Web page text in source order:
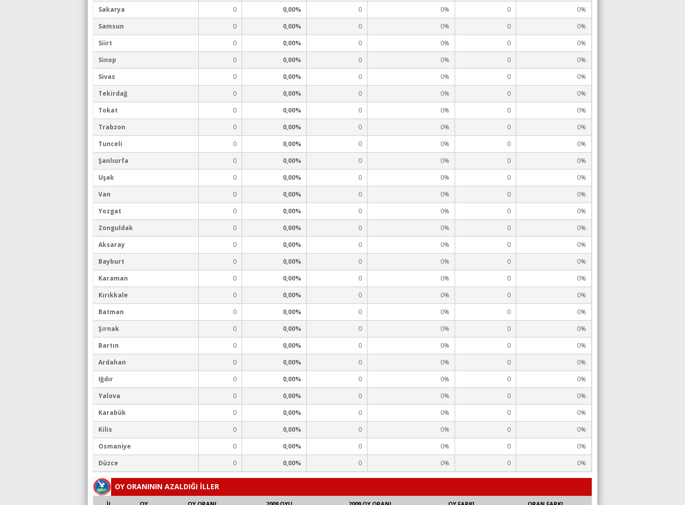
Sakarya
0 0,00% 0 0% 0
0%
Samsun
0 0,00% 0 0% 0
0%
Siirt
0 0,00% 0 0% 0
0%
Sinop
0 0,00% 0 0% 0
0%
Sivas
0 0,00% 0 0% 0
0%
Tekirdağ
0 0,00% 0 0% 0
0%
Tokat
0 0,00% 0 0% 0
0%
Trabzon
0 0,00% 0 0% 0
0%
Tunceli
0 0,00% 0 0% 0
0%
Şanlıurfa
0 0,00% 0 0% 0
0%
Uşak
0 0,00% 0 0% 0
0%
Van
0 0,00% 0 0% 0
0%
Yozgat
0 0,00% 0 0% 0
0%
Zonguldak
0 0,00% 0 0% 0
0%
Aksaray
0 0,00% 0 0% 0
0%
Bayburt
0 0,00% 0 0% 0
0%
Karaman
0 0,00% 0 0% 0
0%
Kırıkkale
0 0,00% 0 0% 0
0%
Batman
0 0,00% 0 0% 0
0%
Şırnak
0 0,00% 0 0% 0
0%
Bartın
0 0,00% 0 0% 0
0%
Ardahan
0 0,00% 0 0% 0
0%
Iğdır
0 0,00% 0 0% 0
0%
Yalova
0 0,00% 0 0% 0
0%
Karabük
0 0,00% 0 0% 0
0%
Kilis
0 0,00% 0 0% 0
0%
Osmaniye
0 0,00% 0 0% 0
0%
Düzce
0 0,00% 0 0% 0 0%
OY ORANININ AZALDIĞI İLLER